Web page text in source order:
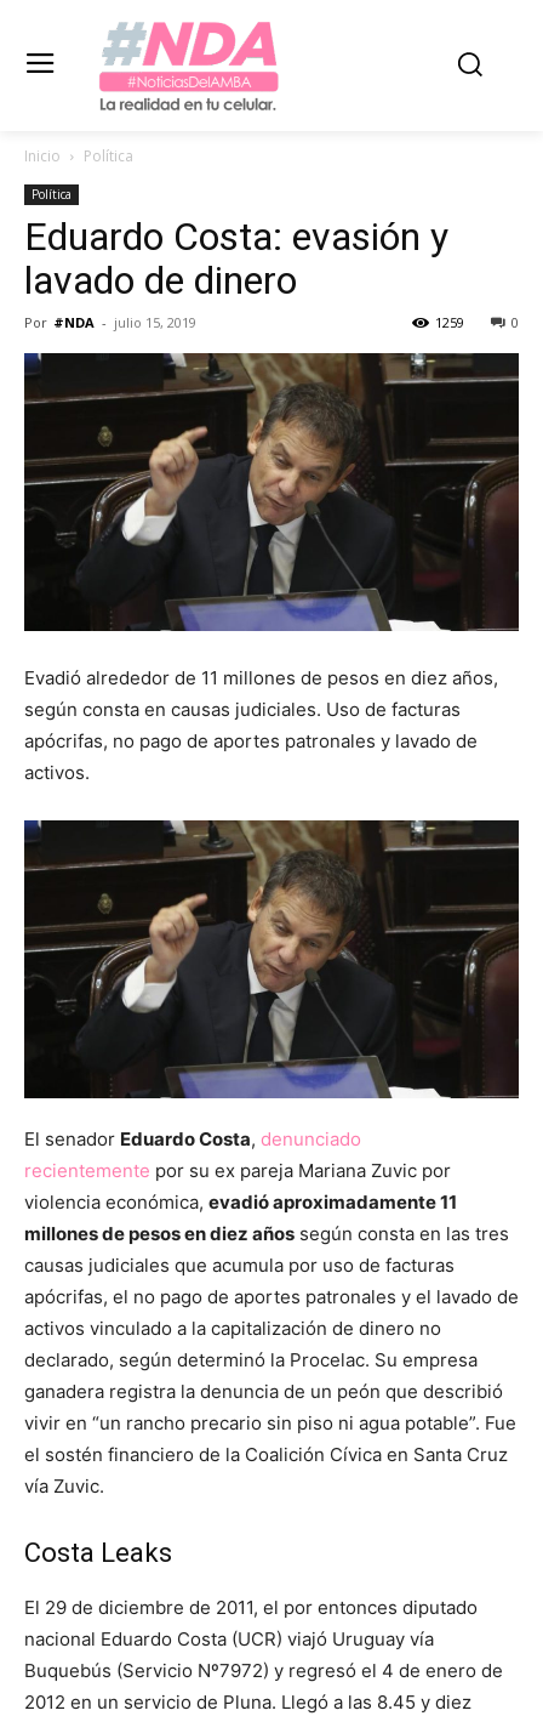
Inicio Política
Política
Eduardo Costa: evasión y
lavado de dinero
Por #NDA - julio 15, 2019 0
1259
Evadió alrededor de 11 millones de pesos en diez años,
según consta en causas judiciales. Uso de facturas
apócrifas, no pago de aportes patronales y lavado de
activos.
El senador Eduardo Costa, denunciado
recientemente por su ex pareja Mariana Zuvic por
violencia económica, evadió aproximadamente 11
millones de pesos en diez años según consta en las tres
causas judiciales que acumula por uso de facturas
apócrifas, el no pago de aportes patronales y el lavado de
activos vinculado a la capitalización de dinero no
declarado, según determinó la Procelac. Su empresa
ganadera registra la denuncia de un peón que describió
vivir en “un rancho precario sin piso ni agua potable”. Fue
el sostén financiero de la Coalición Cívica en Santa Cruz
vía Zuvic.
Costa Leaks
El 29 de diciembre de 2011, el por entonces diputado
nacional Eduardo Costa (UCR) viajó Uruguay vía
Buquebús (Servicio Nº7972) y regresó el 4 de enero de
2012 en un servicio de Pluna. Llegó a las 8.45 y diez